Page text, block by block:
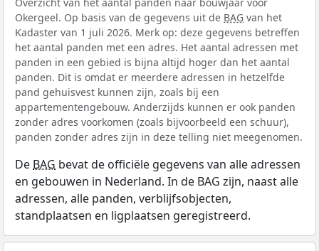
Overzicht van het aantal panden naar bouwjaar voor
Okergeel. Op basis van de gegevens uit de BAG van het
Kadaster van 1 juli 2026. Merk op: deze gegevens betreffen
het aantal panden met een adres. Het aantal adressen met
panden in een gebied is bijna altijd hoger dan het aantal
panden. Dit is omdat er meerdere adressen in hetzelfde
pand gehuisvest kunnen zijn, zoals bij een
appartementengebouw. Anderzijds kunnen er ook panden
zonder adres voorkomen (zoals bijvoorbeeld een schuur),
panden zonder adres zijn in deze telling niet meegenomen.
De BAG bevat de officiële gegevens van alle adressen
en gebouwen in Nederland. In de BAG zijn, naast alle
adressen, alle panden, verblijfsobjecten,
standplaatsen en ligplaatsen geregistreerd.